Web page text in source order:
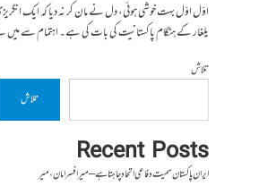
اوّل اوّل بہت خوشی ہوئی، دل نے مان کر نہ دیا کہ ایک
یلغار کے ہنگام پاکستانیت کی بات کی ہے۔ اہتمام سے
تلاش
تلاش
Recent Posts
ایران پاکستان سمیت دفاعی اتحاد چاہتا ہے – میر افسر امان،میر